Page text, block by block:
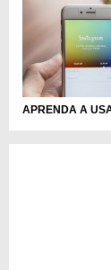
APRENDA A